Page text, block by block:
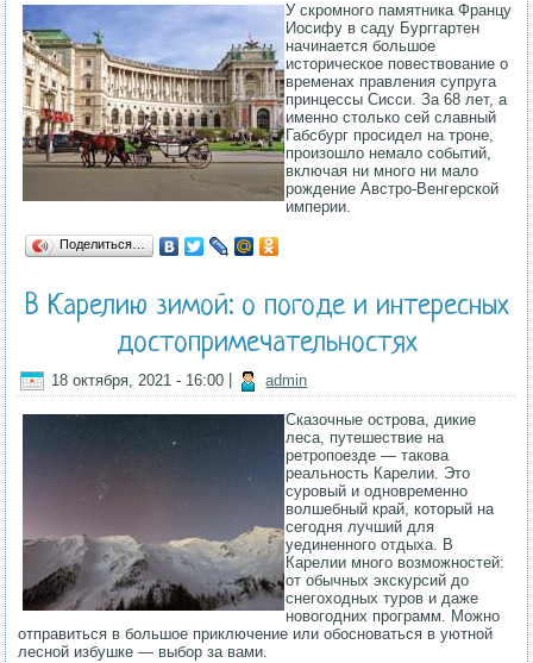
У скромного памятника Францу
Иосифу в саду Бурггартен
начинается большое
историческое повествование о
временах правления супруга
принцессы Сисси. За 68 лет, а
именно столько сей славный
Габсбург просидел на троне,
произошло немало событий,
включая ни много ни мало
рождение Австро-Венгерской
империи.
Поделиться…
В Карелию зимой: о погоде и интересных
достопримечательностях
18 октября, 2021 - 16:00 admin
Сказочные острова, дикие
леса, путешествие на
ретропоезде — такова
реальность Карелии. Это
суровый и одновременно
волшебный край, который на
сегодня лучший для
уединенного отдыха. В
Карелии много возможностей:
от обычных экскурсий до
снегоходных туров и даже
новогодних программ. Можно
отправиться в большое приключение или обосноваться в уютной
лесной избушке — выбор за вами.